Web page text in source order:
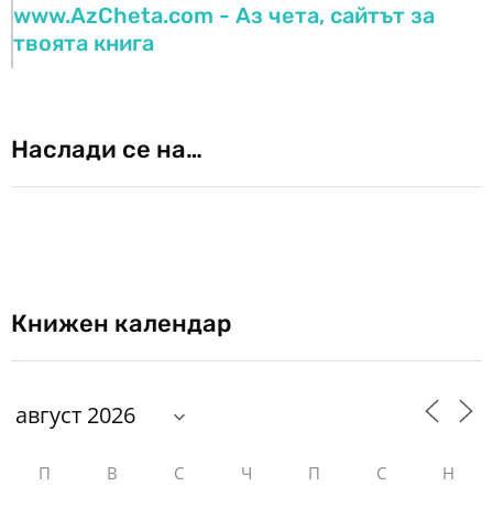
www.AzCheta.com - Аз чета, сайтът за
твоята книга
Наслади се на…
Книжен календар
П В С Ч П С Н